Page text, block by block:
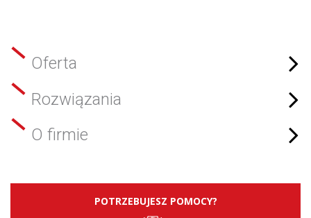
Oferta
Rozwiązania
O firmie
POTRZEBUJESZ POMOCY?